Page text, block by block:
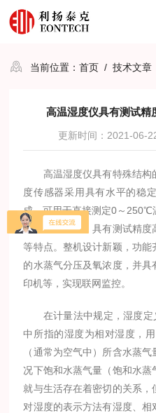
当前位置：首页 /技术文章
高温湿度仪具有测试精
更新时间：2021-06-
高温湿度仪具有特殊结构
度传感器采用具有水平的稳
成，可用于直接测定0～250℃
分压及氧浓度。具有测试精
等特点。整机设计新颖，功能
的水蒸气分压及氧浓度，并
印机等，实现联网监控。
在计量法中规定，湿度定
中所指的湿度为相对湿度，
（通常为空气中）所含水蒸
况下饱和水蒸气量（饱和水
就与生活存在着密切的关系，
对湿度的表示方法有湿度、